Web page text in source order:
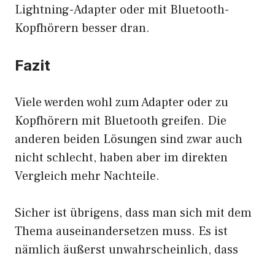
Lightning-Adapter oder mit Bluetooth-
Kopfhörern besser dran.
Fazit
Viele werden wohl zum Adapter oder zu
Kopfhörern mit Bluetooth greifen. Die
anderen beiden Lösungen sind zwar auch
nicht schlecht, haben aber im direkten
Vergleich mehr Nachteile.
Sicher ist übrigens, dass man sich mit dem
Thema auseinandersetzen muss. Es ist
nämlich äußerst unwahrscheinlich, dass